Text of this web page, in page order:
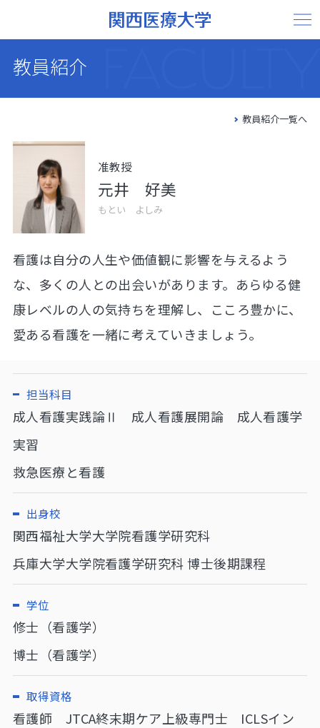
/GRADUATE
SCHOOL
教員紹介
教員紹介一覧へ
准教授
元井 好美
もとい よしみ
看護は自分の人生や価値観に影響を与えるよう
な、多くの人との出会いがあります。あらゆる健
康レベルの人の気持ちを理解し、こころ豊かに、
愛ある看護を一緒に考えていきましょう。
担当科目
成人看護実践論Ⅱ 成人看護展開論 成人看護学
実習
救急医療と看護
出身校
関西福祉大学大学院看護学研究科
兵庫大学大学院看護学研究科 博士後期課程
学位
修士（看護学）
博士（看護学）
取得資格
看護師 JTCA終末期ケア上級専門士 ICLSイン